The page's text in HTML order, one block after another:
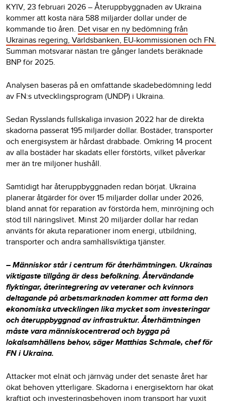
KYIV, 23 februari 2026 – Återuppbyggnaden av Ukraina
kommer att kosta nära 588 miljarder dollar under de
kommande tio åren. Det visar en ny bedömning från
Ukrainas regering, Världsbanken, EU-kommissionen och FN.
Summan motsvarar nästan tre gånger landets beräknade
BNP för 2025.
Analysen baseras på en omfattande skadebedömning ledd
av FN:s utvecklingsprogram (UNDP) i Ukraina.
Sedan Rysslands fullskaliga invasion 2022 har de direkta
skadorna passerat 195 miljarder dollar. Bostäder, transporter
och energisystem är hårdast drabbade. Omkring 14 procent
av alla bostäder har skadats eller förstörts, vilket påverkar
mer än tre miljoner hushåll.
Samtidigt har återuppbyggnaden redan börjat. Ukraina
planerar åtgärder för över 15 miljarder dollar under 2026,
bland annat för reparation av förstörda hem, minröjning och
stöd till näringslivet. Minst 20 miljarder dollar har redan
använts för akuta reparationer inom energi, utbildning,
transporter och andra samhällsviktiga tjänster.
– Människor står i centrum för återhämtningen. Ukrainas
viktigaste tillgång är dess befolkning. Återvändande
flyktingar, återintegrering av veteraner och kvinnors
deltagande på arbetsmarknaden kommer att forma den
ekonomiska utvecklingen lika mycket som investeringar
och återuppbyggnad av infrastruktur. Återhämtningen
måste vara människocentrerad och bygga på
lokalsamhällens behov, säger Matthias Schmale, chef för
FN i Ukraina.
Attacker mot elnät och järnväg under det senaste året har
ökat behoven ytterligare. Skadorna i energisektorn har ökat
kraftigt och investeringsbehoven inom transport har vuxit